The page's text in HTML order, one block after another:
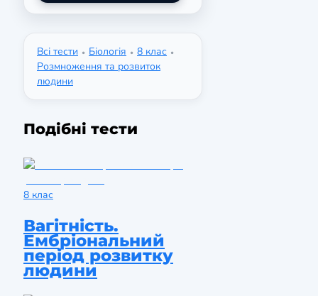
Всі тести • Біологія • 8 клас •
Розмноження та розвиток
людини
Подібні тести
8 клас
Вагітність.
Ембріональний
період розвитку
людини